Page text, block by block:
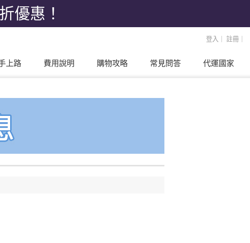
優惠！
登入 註冊
代運國家
常見問答
購物攻略
費用說明
上路